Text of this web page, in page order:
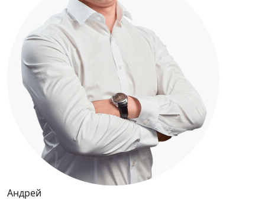
Андрей